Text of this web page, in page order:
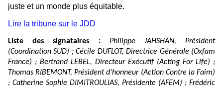
juste et un monde plus équitable.
Lire la tribune sur le JDD
Liste des signataires :
Philippe JAHSHAN, Président
(Coordination SUD) ; Cécile DUFLOT, Directrice Générale (Oxfam
France) ; Bertrand LEBEL, Directeur Exécutif (Acting For Life) ;
Thomas RIBEMONT, Président d’honneur (Action Contre la Faim)
; Catherine Sophie DIMITROULIAS, Présidente (AFEM) ; Frédéric